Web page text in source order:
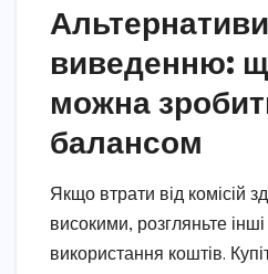
Альтернативи
виведенню:
можна
балансом
Якщо втрати від комісій
високими, розгляньте інші
використання коштів.